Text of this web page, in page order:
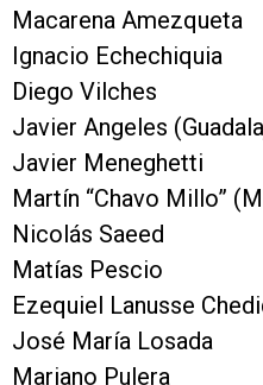
Macarena Amezqueta
Ignacio Echechiquia
Diego Vilches
Javier Angeles
Javier Meneghetti
Martín “Chavo Millo”
Nicolás Saeed
Matías Pescio
Ezequiel Lanusse
José María Losada
Mariano Pulera